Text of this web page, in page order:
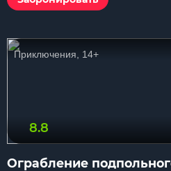
Приключения, 14+
8.8
Ограбление